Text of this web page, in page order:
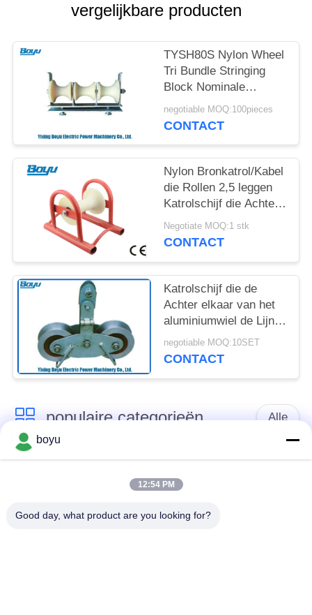
vergelijkbare producten
TYSH80S Nylon Wheel
Tri Bundle Stringing
Block Nominale
belasting 5kN
negotiable MOQ:100pieces
CONTACT
Nylon Bronkatrol/Kabel
die Rollen 2,5 leggen
Katrolschijf die Achter
elkaar Blok vastbinden
Negotiate MOQ:1 stk
CONTACT
Katrolschijf die de
Achter elkaar van het
aluminiumwiel de Lijn
vastbinden die van de
Blokkentransmissie
negotiable MOQ:10SET
CONTACT
populaire categorieën Alle
transmissielijn die
Luchtlijn die Materiaal
vastbinden
spanning die
De antikabel van de
boyu
12:54 PM
Good day, what product are you looking for?